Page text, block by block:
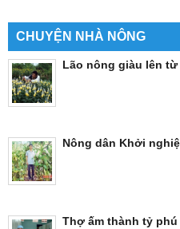
CHUYỆN NHÀ NÔNG
Lão nông giàu lên
Nông dân Khởi
Thợ ấm thành tỷ